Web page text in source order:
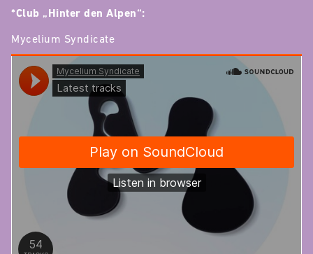
*Club „Hinter den Alpen“:
Mycelium Syndicate